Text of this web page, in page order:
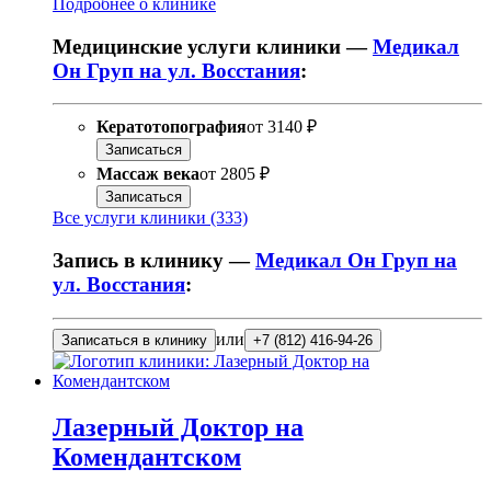
Подробнее о клинике
Медицинские услуги клиники —Медикал
Он Груп на ул. Восстания:
Кератотопографияот 3140 ₽
Записаться
Массаж векаот 2805 ₽
Записаться
Все услуги клиники (333)
Запись в клинику —Медикал Он Груп на
ул. Восстания:
Записаться в клинику или +7 (812) 416-94-26
Лазерный Доктор на
Комендантском